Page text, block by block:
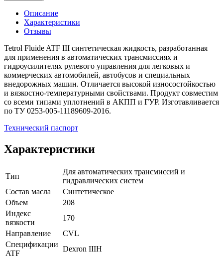
Описание
Характеристики
Отзывы
Tetrol Fluide ATF III синтетическая жидкость, разработанная
для применения в автоматических трансмиссиях и
гидроусилителях рулевого управления для легковых и
коммерческих автомобилей, автобусов и специальных
внедорожных машин. Отличается высокой износостойкостью
и вязкостно-температурными свойствами. Продукт совместим
со всеми типами уплотнений в АКПП и ГУР. Изготавливается
по ТУ 0253-005-11189609-2016.
Технический паспорт
Характеристики
Тип
Для автоматических трансмиссий и
гидравлических систем
Состав масла
Синтетическое
Объем
208
Индекс
вязкости
170
Направление
CVL
Спецификации
ATF
Dexron IIIH